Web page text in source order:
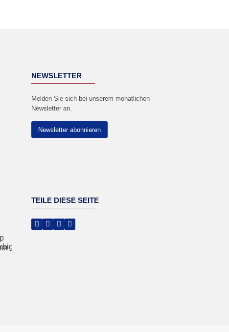
NEWSLETTER
Melden Sie sich bei unserem monatlichen
Newsletter an.
Newsletter abonnieren
TEILE DIESE SEITE